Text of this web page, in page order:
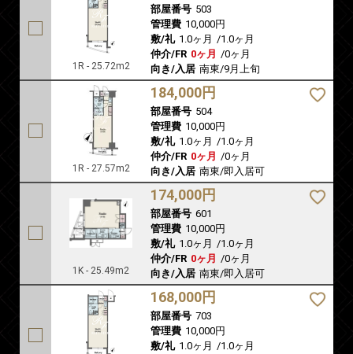
1R - 25.72m2
部屋番号 503
管理費 10,000円
敷/礼 1.0ヶ月 /1.0ヶ月
仲介/FR 0ヶ月 /0ヶ月
向き/入居 南東/9月上旬
1R - 27.57m2
184,000円
部屋番号 504
管理費 10,000円
敷/礼 1.0ヶ月 /1.0ヶ月
仲介/FR 0ヶ月 /0ヶ月
向き/入居 南東/即入居可
1K - 25.49m2
174,000円
部屋番号 601
管理費 10,000円
敷/礼 1.0ヶ月 /1.0ヶ月
仲介/FR 0ヶ月 /0ヶ月
向き/入居 南東/即入居可
168,000円
部屋番号 703
管理費 10,000円
敷/礼 1.0ヶ月 /1.0ヶ月